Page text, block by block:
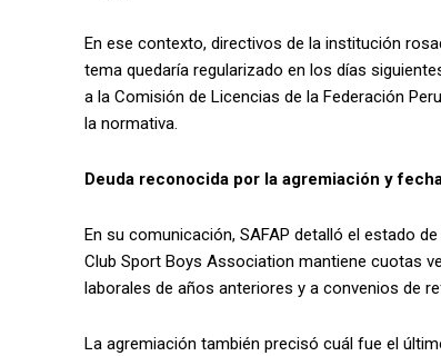
En ese contexto, directivos de la institución
tema quedaría regularizado en los días
a la Comisión de Licencias de la Federación
la normativa.
Deuda reconocida por la agremiación y
En su comunicación, SAFAP detalló el estado
Club Sport Boys Association mantiene cuotas
laborales de años anteriores y a convenios de
La agremiación también precisó cuál fue el